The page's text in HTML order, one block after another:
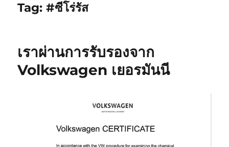
Tag:#ซีโร่รัส
เราผ่านการรับรองจาก
Volkswagen เยอรมันนี